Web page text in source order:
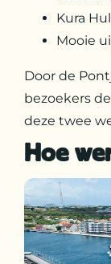
Kura
Mooie
Door de
bezoekers
deze twee
Hoe